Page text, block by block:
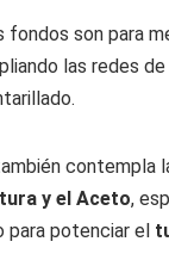
fondos son para
las redes de
contempla
y el Aceto,
para potenciar el